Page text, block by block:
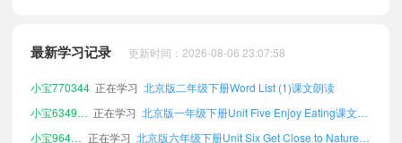
最新学习记录 更新时间：2026-08-06 23:07:58
小宝634906 正在学习
小宝964149
正在学习
北京版六年级下册Unit Six Get Close to Nature课文朗读